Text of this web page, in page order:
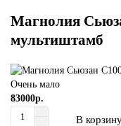
Магнолия
мультиштамб
Очень мало
83000р.
В